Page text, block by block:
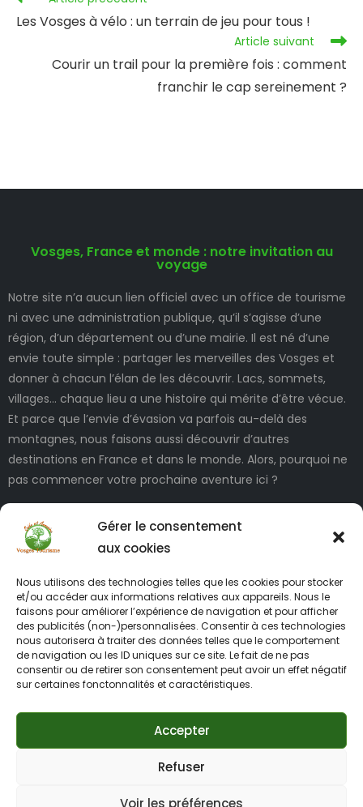
Gérer le consentement
aux cookies
Nous utilisons des technologies telles que les cookies pour stocker
et/ou accéder aux informations relatives aux appareils. Nous le
faisons pour améliorer l’expérience de navigation et pour afficher
des publicités (non-)personnalisées. Consentir à ces technologies
nous autorisera à traiter des données telles que le comportement
de navigation ou les ID uniques sur ce site. Le fait de ne pas
consentir ou de retirer son consentement peut avoir un effet négatif
sur certaines fonctonnalités et caractéristiques.
Accepter
Refuser
Voir les préférences
Les Vosges à vélo : un terrain de jeu pour tous !
Article suivant
Courir un trail pour la première fois : comment
franchir le cap sereinement ?
Vosges, France et monde : notre invitation au
voyage
Notre site n’a aucun lien officiel avec un office de tourisme
ni avec une administration publique, qu’il s’agisse d’une
région, d’un département ou d’une mairie. Il est né d’une
envie toute simple : partager les merveilles des Vosges et
donner à chacun l’élan de les découvrir. Lacs, sommets,
villages… chaque lieu a une histoire qui mérite d’être vécue.
Et parce que l’envie d’évasion va parfois au-delà des
montagnes, nous faisons aussi découvrir d’autres
destinations en France et dans le monde. Alors, pourquoi ne
pas commencer votre prochaine aventure ici ?
INFORMATIONS LÉGALES
Création site internet Vosges Creayaya Design – Identité